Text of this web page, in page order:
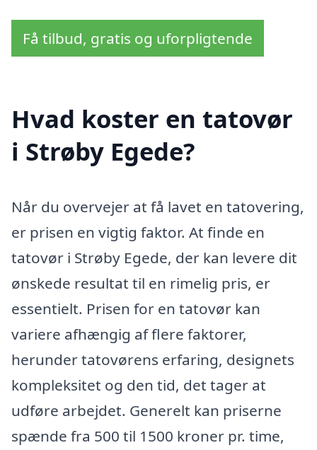
Få tilbud, gratis og uforpligtende
Hvad koster en tatovør
i Strøby Egede?
Når du overvejer at få lavet en tatovering,
er prisen en vigtig faktor. At finde en
tatovør i Strøby Egede, der kan levere dit
ønskede resultat til en rimelig pris, er
essentielt. Prisen for en tatovør kan
variere afhængig af flere faktorer,
herunder tatovørens erfaring, designets
kompleksitet og den tid, det tager at
udføre arbejdet. Generelt kan priserne
spænde fra 500 til 1500 kroner pr. time,